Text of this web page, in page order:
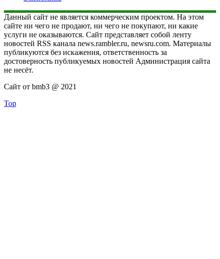
Данный сайт не является коммерческим проектом. На этом
сайте ни чего не продают, ни чего не покупают, ни какие
услуги не оказываются. Сайт представляет собой ленту
новостей RSS канала news.rambler.ru, newsru.com. Материалы
публикуются без искажения, ответственность за
достоверность публикуемых новостей Администрация сайта
не несёт.
Сайт от bmb3 @ 2021
Top